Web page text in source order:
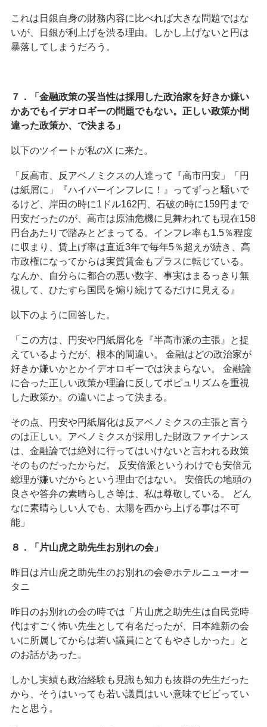
これは日銀自身の財務内容に比べれば大きな問題ではな
いが、日銀が利上げを渋る理由。しかし上げないと円は
暴落してしまうだろう。
７．「金融政策の妥当性は採用した政治家を好きか嫌い
かあでもイデオロギーの問題でもない。正しい政策か間
違った政策か、で決まる」
以下のツイートが私のX に来た。
「反高市、反アベノミクスの人達って『高市円安」「円
は紙屑に」『ハイパーインフレに！』ってずっと騒いで
るけど、岸田の時に1ドル162円、石破の時に159円まで
円安だったのが、高市は原油危機に見舞われても現在158
円台あたりで踏みとどまってる。インフレ率も1.5％程度
に収まり、賃上げ率は直近3年で毎年5％超えが続き、高
市政権になってからは実質賃金もプラスに転じている。
なんか、自分らに都合の悪い数字、事実はまるっきり無
視して、ひたすら国民を煽り続けてるだけに見える』
以下のように回答した。
「この方は、円安や円紙屑化を『半高市派の主張』と捉
えているようだが、根本的間違い。 金融はどの政治家が
好きか嫌いかとかイデオロギーでは決まらない。 金融論
に合った正しい政策か理論に反してポピュリズムを重視
した政策か。の違いによって決まる。
その点、円安や円紙屑化は反アベノミクスの主張と言う
のは正しい。アベノミクスが採用した財政ファイナンス
は、金融論では絶対に行ってはいけないと言われる政策
そのものだったからだ。 反安倍派というわけでも安倍元
総理が嫌いだからという理由ではない。 安倍氏の地頭の
良さや答弁の素晴らしさ等は、私は尊敬している。 どん
なに素晴らしい人でも、太陽を西から上げる事は不可
能」
８．「片山虎之助先生お別れの会」
昨日は片山虎之助先生のお別れの会＠ホテルニューオー
タニ
昨日のお別れの会の時では「片山虎之助先生は自民党時
代はすごく怖い先生として有名だったが、日本維新の会
いに所属してからは若い議員にとてもやさしかった」と
のお話があった。
しかし実績も政治経験も見識も知力も抜群の先生だった
から、そうはいっても若い議員はいい意味でビビってい
たと思う。